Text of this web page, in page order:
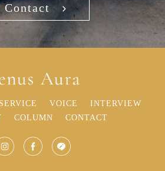
Contact
SERVICE VOICE
INTERVIEW
COLUMN CONTACT